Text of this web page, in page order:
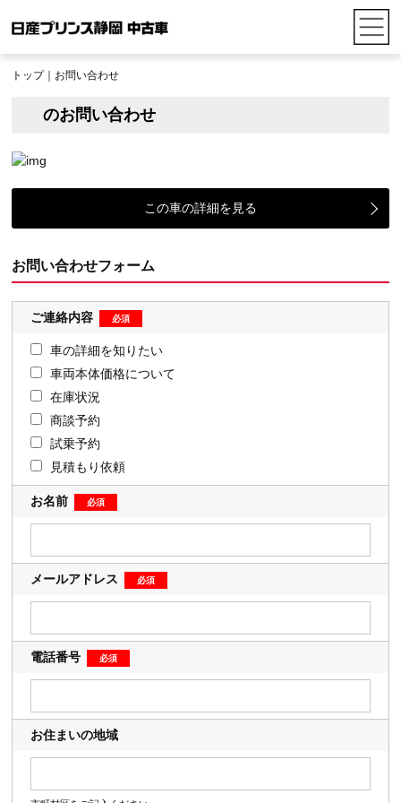
トップ｜お問い合わせ
のお問い合わせ
この車の詳細を見る
お問い合わせフォーム
ご連絡内容
車の詳細を知りたい
車両本体価格について
在庫状況
商談予約
試乗予約
見積もり依頼
お名前
メールアドレス
電話番号
お住まいの地域